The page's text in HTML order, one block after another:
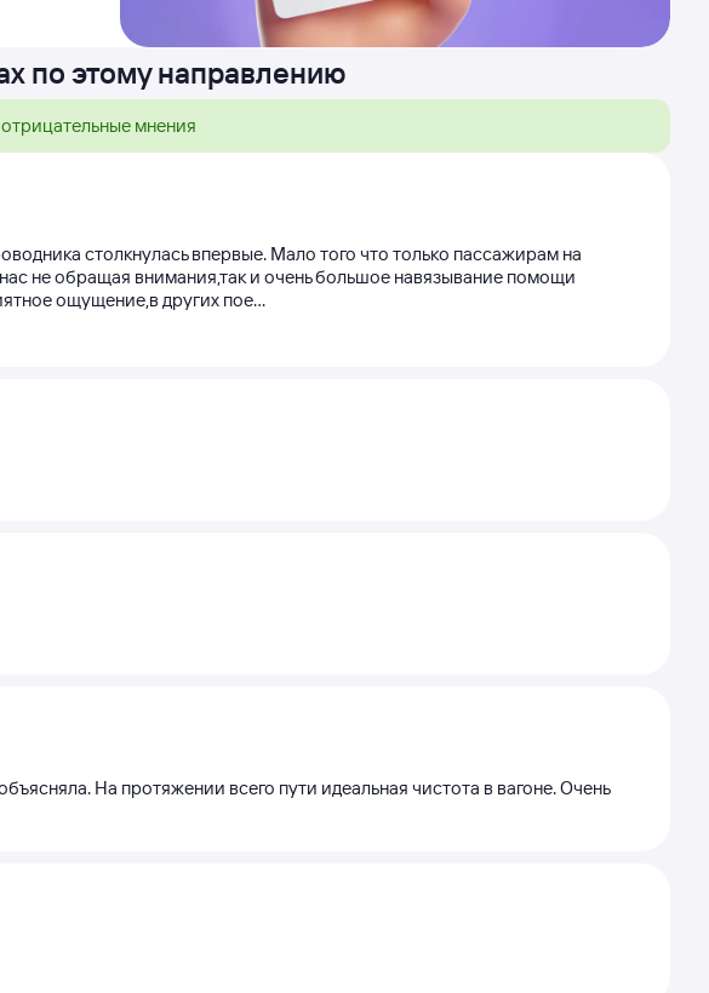
по этому направлению
мнения
столкнулась впервые. Мало того что только пассажирам на
не обращая внимания,так и очень большое навязывание помощи
ощущение,в других пое...
На протяжении всего пути идеальная чистота в вагоне. Очень